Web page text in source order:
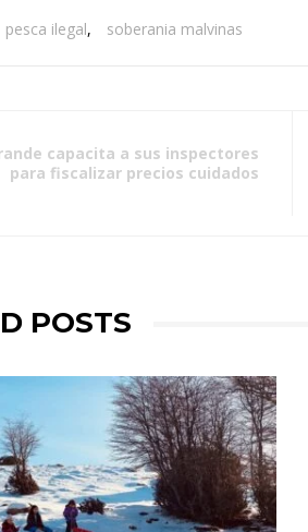
pesca ilegal, soberania malvinas
capacita a sus inspectores
para fiscalizar precios cuidados
POSTS